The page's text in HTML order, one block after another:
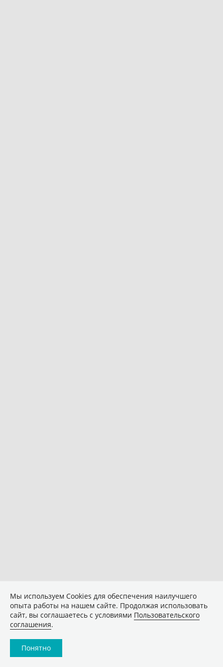
Мы используем Сookies для обеспечения наилучшего
опыта работы на нашем сайте. Продолжая использовать
сайт, вы соглашаетесь с условиями Пользовательского
соглашения.
Понятно